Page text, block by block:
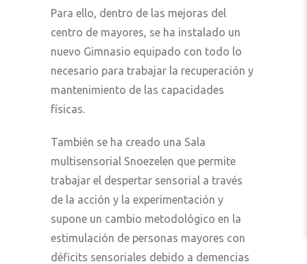
Para ello, dentro de las mejoras del
centro de mayores, se ha instalado un
nuevo Gimnasio equipado con todo lo
necesario para trabajar la recuperación y
mantenimiento de las capacidades
físicas.
También se ha creado una Sala
multisensorial Snoezelen que permite
trabajar el despertar sensorial a través
de la acción y la experimentación y
supone un cambio metodológico en la
estimulación de personas mayores con
déficits sensoriales debido a demencias